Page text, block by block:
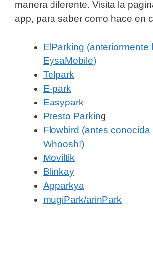
manera diferente. Visita la
app, para saber como hace en
ElParking (anteriormente
EysaMobile)
Telpark
E-park
Easypark
Presto Parking
Flowbird (antes conocida
Whoosh!)
Moviltik
Blinkay
Apparkya
mugiPark/arinPark